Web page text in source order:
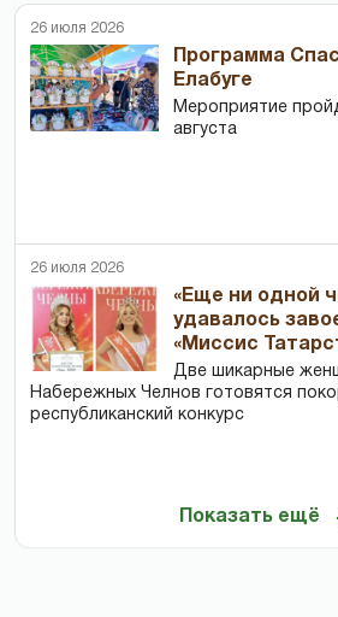
26 июля 2026
Программа
Елабуге
Мероприятие
августа
26 июля 2026
«Еще ни одной
удавалось
«Миссис
Две шикарные
Набережных Челнов готовятся
республиканский конкурс
Показать ещё